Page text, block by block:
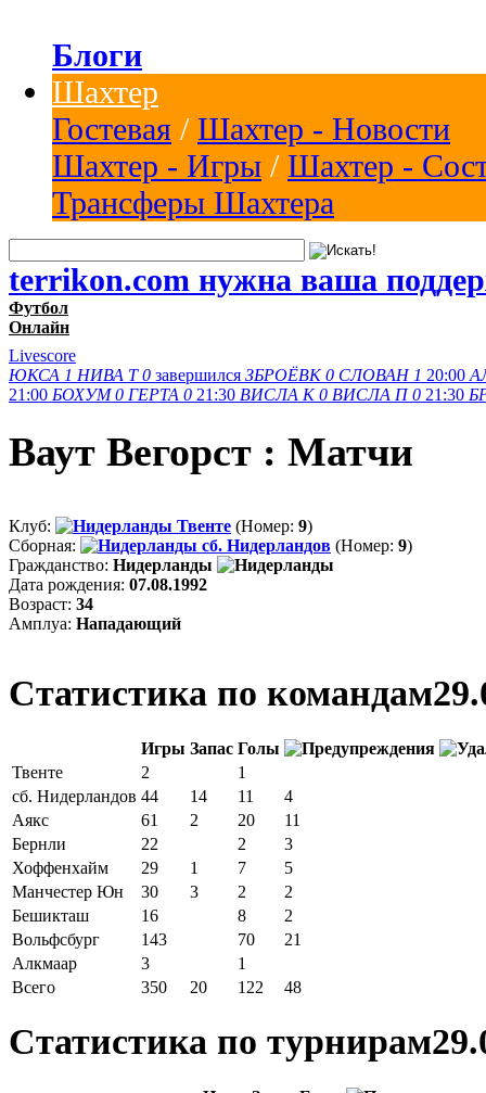
Блоги
Шахтер
Гостевая / Шахтер - Новости
Шахтер - Игры / Шахтер -
Трансферы Шахтера
terrikon.com нужна ваша
Футбол
Онлайн
Livescore
ЮКСА 1 НИВА Т 0 завершился ЗБРОЁВК 0 СЛОВАН 1 20:00
21:00 БОХУМ 0 ГЕРТА 0 21:30 ВИСЛА K 0 ВИСЛА П 0 21:30
Ваут Вегорст : Матчи
Клуб: Твенте (Номер: 9)
Сборная:
сб. Нидерландов (Номер: 9)
Гражданство: Нидерланды
Дата рождения: 07.08.1992
Возраст: 34
Амплуа: Нападающий
Статистика по командам
Игры Запас Голы
Твенте
2
1
сб. Нидерландов 44 14 11
4
Аякс
61 2 20
11
Бернли
22 2
3
Хоффенхайм
29 1 7
5
Манчестер Юн
30 3 2
2
Бешикташ
16 8
2
Вольфсбург
143 70
21
Алкмаар
3
1
Всего
350 20 122 48
Статистика по турнирам